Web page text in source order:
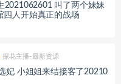
2021062601 叫了两个妹妹
四人开始真正的战场
探花主播-最新资源